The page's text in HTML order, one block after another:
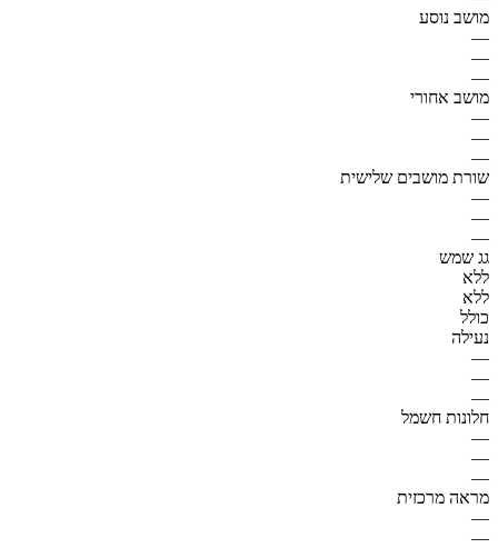
מושב נוסע
—
—
—
מושב אחורי
—
—
—
שורת מושבים שלישית
—
—
—
גג שמש
ללא
ללא
כולל
נעילה
—
—
—
חלונות חשמל
—
—
—
מראה מרכזית
—
—